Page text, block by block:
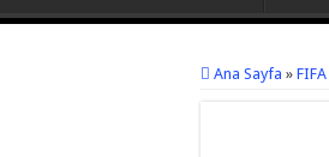
Ana Sayfa »